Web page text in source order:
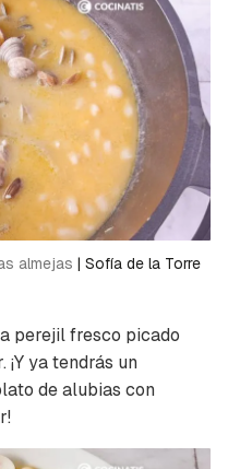
almejas | Sofía de la Torre
perejil fresco picado
ya tendrás un
de alubias con